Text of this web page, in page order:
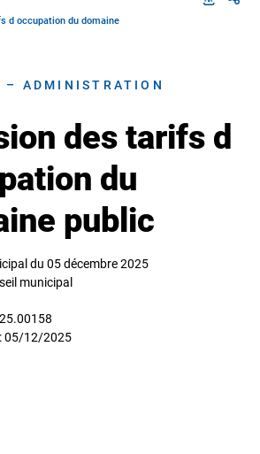
d occupation du domaine
– ADMINISTRATION
des tarifs d
du
public
du 05 décembre 2025
municipal
:05/12/2025